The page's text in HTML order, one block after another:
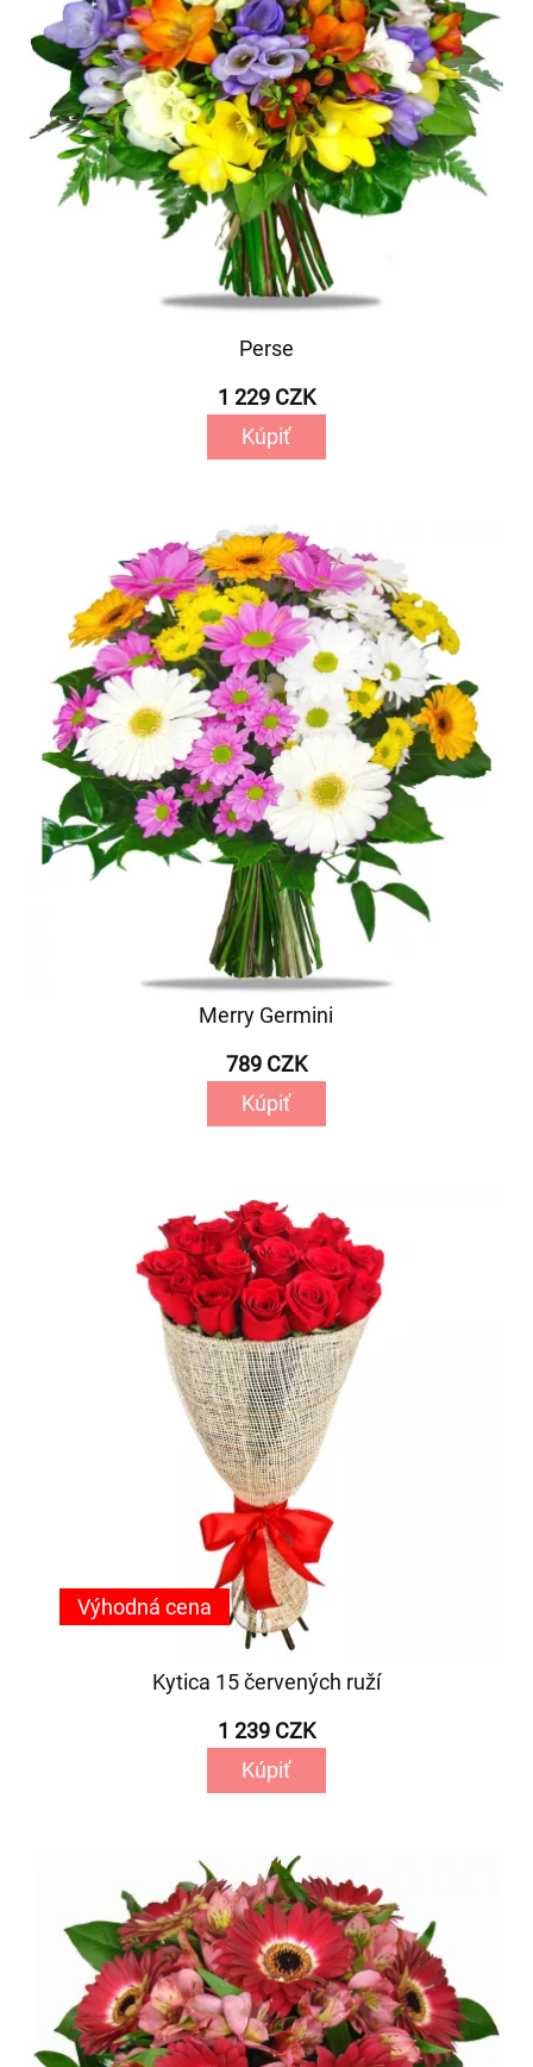
Perse
1 229 CZK
Kúpiť
Merry Germini
789 CZK
Kúpiť
Kytica 15 červených ruží
1 239 CZK
Kúpiť
Výhodná cena